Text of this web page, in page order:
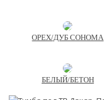
ОРЕХ/ДУБ СОНОМА
БЕЛЫЙ/БЕТОН